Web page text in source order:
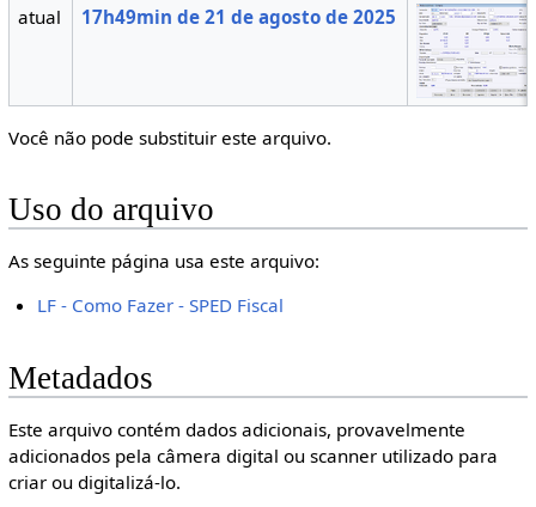
atual
17h49min de 21 de agosto de 2025
Você não pode substituir este arquivo.
Uso do arquivo
As seguinte página usa este arquivo:
LF - Como Fazer - SPED Fiscal
Metadados
Este arquivo contém dados adicionais, provavelmente
adicionados pela câmera digital ou scanner utilizado para
criar ou digitalizá-lo.